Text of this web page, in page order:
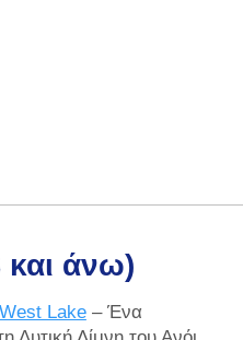
και άνω)
Lake– Ένα